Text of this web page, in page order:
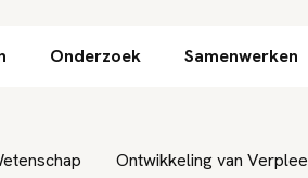
Direct naar
Onderzoek Samenwerken
Ontwikkeling van